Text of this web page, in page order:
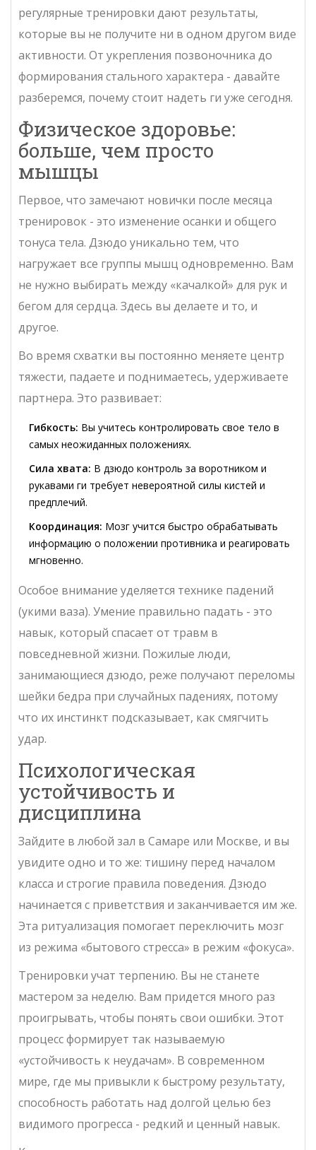
регулярные тренировки дают результаты,
которые вы не получите ни в одном другом виде
активности. От укрепления позвоночника до
формирования стального характера - давайте
разберемся, почему стоит надеть ги уже сегодня.
Физическое здоровье:
больше, чем просто
мышцы
Первое, что замечают новички после месяца
тренировок - это изменение осанки и общего
тонуса тела. Дзюдо уникально тем, что
нагружает все группы мышц одновременно. Вам
не нужно выбирать между «качалкой» для рук и
бегом для сердца. Здесь вы делаете и то, и
другое.
Во время схватки вы постоянно меняете центр
тяжести, падаете и поднимаетесь, удерживаете
партнера. Это развивает:
Гибкость: Вы учитесь контролировать свое тело в
самых неожиданных положениях.
Сила хвата: В дзюдо контроль за воротником и
рукавами ги требует невероятной силы кистей и
предплечий.
Координация: Мозг учится быстро обрабатывать
информацию о положении противника и реагировать
мгновенно.
Особое внимание уделяется технике падений
(укими ваза). Умение правильно падать - это
навык, который спасает от травм в
повседневной жизни. Пожилые люди,
занимающиеся дзюдо, реже получают переломы
шейки бедра при случайных падениях, потому
что их инстинкт подсказывает, как смягчить
удар.
Психологическая
устойчивость и
дисциплина
Зайдите в любой зал в Самаре или Москве, и вы
увидите одно и то же: тишину перед началом
класса и строгие правила поведения. Дзюдо
начинается с приветствия и заканчивается им же.
Эта ритуализация помогает переключить мозг
из режима «бытового стресса» в режим «фокуса».
Тренировки учат терпению. Вы не станете
мастером за неделю. Вам придется много раз
проигрывать, чтобы понять свои ошибки. Этот
процесс формирует так называемую
«устойчивость к неудачам». В современном
мире, где мы привыкли к быстрому результату,
способность работать над долгой целью без
видимого прогресса - редкий и ценный навык.